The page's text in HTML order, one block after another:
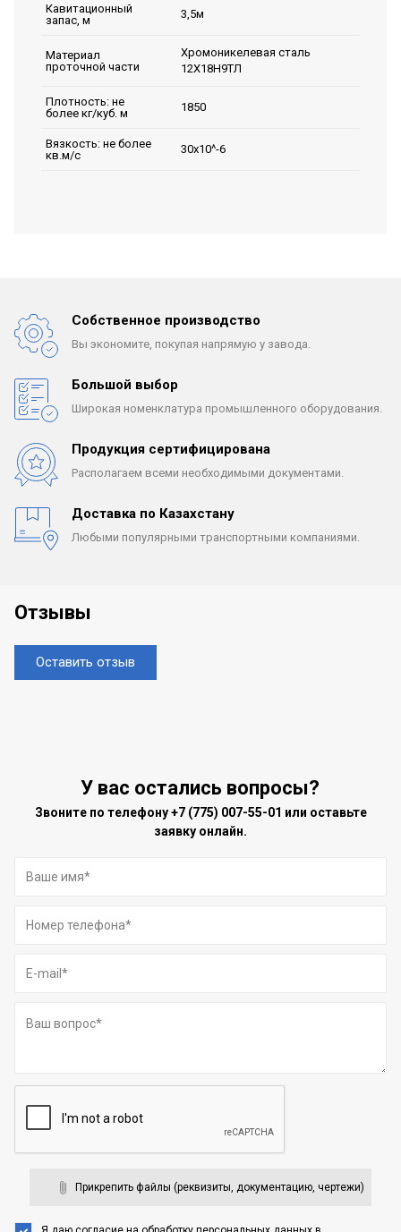
Кавитационный
запас, м
3,5м
Материал
проточной части
Хромоникелевая сталь
12Х18Н9ТЛ
Плотность: не
более кг/куб. м
1850
Вязкость: не более
кв.м/с
30х10^-6
Собственное производство
Вы экономите, покупая напрямую у завода.
Большой выбор
Широкая номенклатура промышленного оборудования.
Продукция сертифицирована
Располагаем всеми необходимыми документами.
Доставка по Казахстану
Любыми популярными транспортными компаниями.
Отзывы
Оставить отзыв
У вас остались вопросы?
Звоните по телефону+7 (775) 007-55-01 или оставьте
заявку онлайн.
Прикрепить файлы (реквизиты, документацию, чертежи)